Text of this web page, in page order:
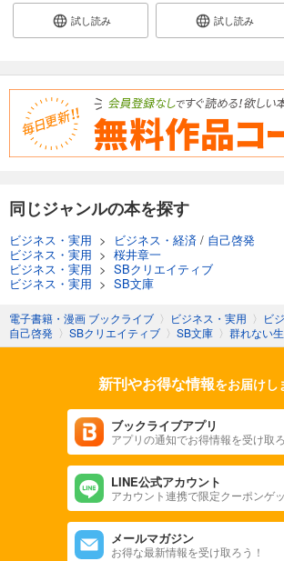
試し読み 試し読み
同じジャンルの本を探す
ビジネス・実用 > ビジネス・経済 / 自己啓発
ビジネス・実用 > 桜井章一
ビジネス・実用 > SBクリエイティブ
ビジネス・実用 > SB文庫
電子書籍・漫画 ブックライブ 〉 ビジネス・実用 〉 ビ
自己啓発 〉 SBクリエイティブ 〉 SB文庫 〉 群れない
新刊やお得な情報をお届けし
ブックライブアプリ
アプリの通知でお得情報を受け取
LINE公式アカウント
アカウント連携で限定クーポンゲ
メールマガジン
お得な最新情報を受け取ろう！